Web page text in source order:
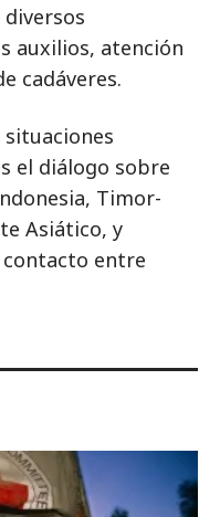
auxilios, atención
cadáveres.
el diálogo sobre
Timor-
Asiático, y
contacto entre